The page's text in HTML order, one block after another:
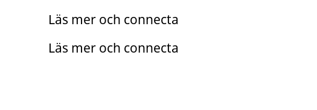
Läs mer och connecta
Läs mer och connecta